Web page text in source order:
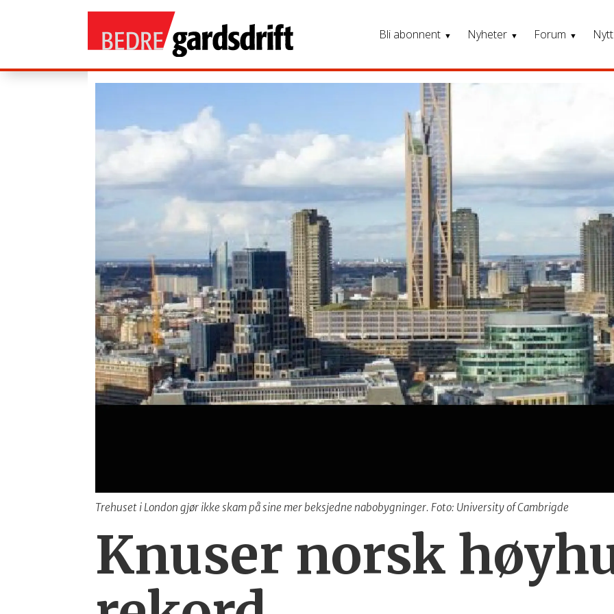
Bli abonnent Nyheter Forum
Trehuset i London gjør ikke skam på sine mer beksjedne nabobygninger. Foto: University of Cambrigde
Knuser norsk